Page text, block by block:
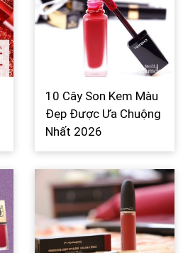
10 Cây Son Kem Màu
Đẹp Được Ưa Chuộng
Nhất 2026